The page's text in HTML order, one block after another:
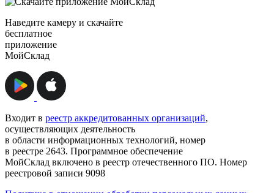
Наведите камеру и скачайте
бесплатное
приложение
МойСклад
Входит в реестр аккредитованных организаций,
осуществляющих деятельность
в области информационных технологий, номер
в реестре 2643. Программное обеспечение
МойСклад включено в реестр отечественного ПО. Номер
реестровой записи 9098